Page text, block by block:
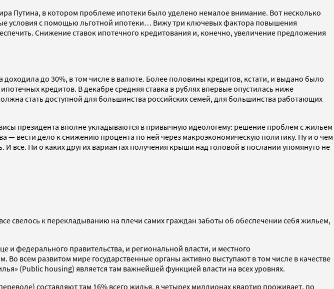
Путина, в котором проблеме ипотеки было уделено немалое внимание. Вот несколько
условия с помощью льготной ипотеки… Вижу три ключевых фактора повышения
Снижение ставок ипотечного кредитования и, конечно, увеличение предложения
до 30%, в том числе в валюте. Более половины кредитов, кстати, и выдано было
кредитов. В декабре средняя ставка в рублях впервые опустилась ниже
стать доступной для большинства российских семей, для большинства работающих
президента вполне укладываются в привычную идеологему: решение проблем с жильем
— вести дело к снижению процента по ней через макроэкономическую политику. Ну и о чем
все. Ни о каких других вариантах получения крыши над головой в послании упомянуто не
свелось к перекладыванию на плечи самих граждан заботы об обеспечении себя жильем,
и федерального правительства, и региональной власти, и местного
всем развитом мире государственные органы активно выступают в том числе в качестве
(Public housing) является там важнейшей функцией власти на всех уровнях.
составляют там 16% всего жилья, в четырех миллионах квартир проживает, по